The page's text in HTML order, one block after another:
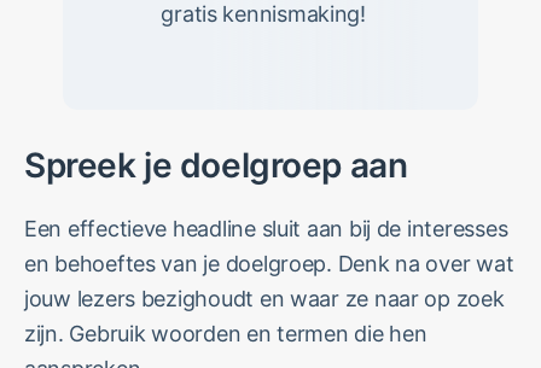
gratis kennismaking!
Spreek je doelgroep aan
Een effectieve headline sluit aan bij de interesses
en behoeftes van je doelgroep. Denk na over wat
jouw lezers bezighoudt en waar ze naar op zoek
zijn. Gebruik woorden en termen die hen